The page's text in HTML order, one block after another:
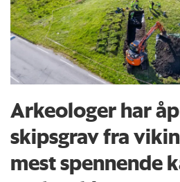
Arkeologer har
skipsgrav fra
mest spennende